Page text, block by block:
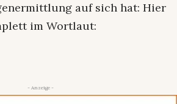
auf sich hat: Hier
im Wortlaut:
- Anzeige -